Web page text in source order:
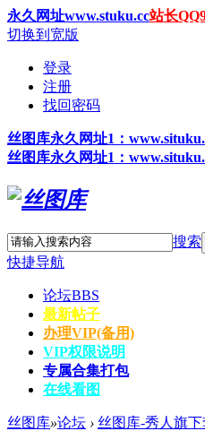
永久网址www.stuku.cc站长
切换到宽版
登录
注册
找回密码
丝图 库永久网址1 ：
丝图 库永久网址1 ：
搜索
快捷导航
论坛BBS
最新帖子
办理VIP(备用)
VIP权限说明
专属合集打包
在线看图
丝图库»论坛 › 丝图库-秀人旗下